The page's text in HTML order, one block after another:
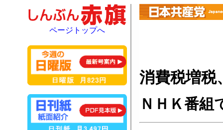
消費税増税
ＮＨＫ番組
ページトップへ